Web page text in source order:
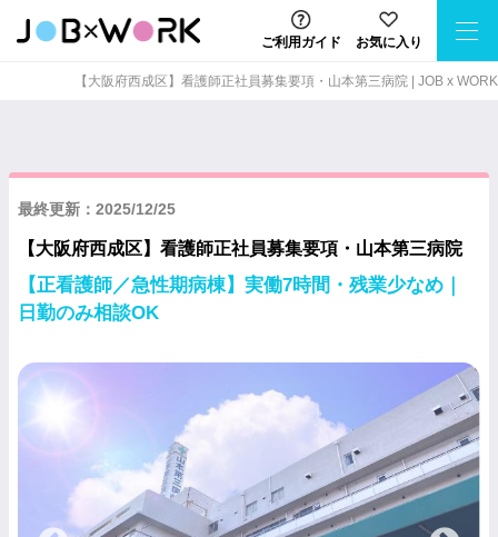
ご利用ガイド お気に入り
【大阪府西成区】看護師正社員募集要項・山本第三病院 | JOB x WORK
最終更新：2025/12/25
【大阪府西成区】看護師正社員募集要項・山本第三病院
【正看護師／急性期病棟】実働7時間・残業少なめ｜
日勤のみ相談OK